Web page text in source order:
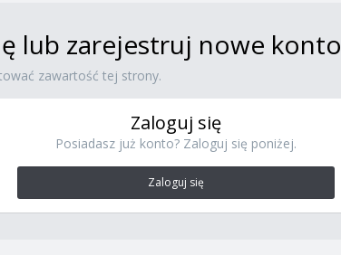
lub zarejestruj nowe konto
zawartość tej strony.
Zaloguj się
Posiadasz już konto? Zaloguj się poniżej.
Zaloguj się